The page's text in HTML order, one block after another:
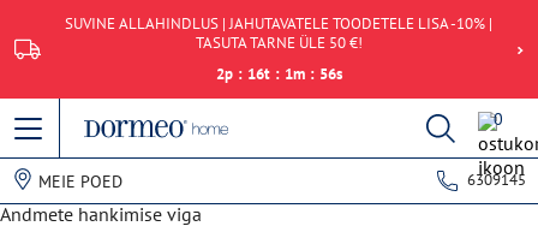
SUVINE ALLAHINDLUS | JAHUTAVATELE TOODETELE LISA -10% |
TASUTA TARNE ÜLE 50 €!
2p : 16t : 1m : 56s
0
MEIE POED 6309145
Andmete hankimise viga